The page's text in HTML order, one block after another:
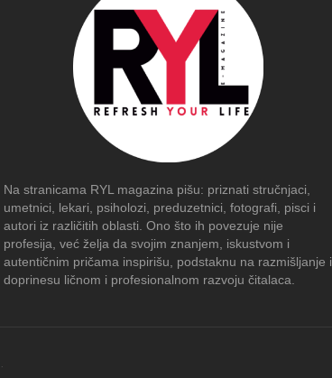
Na stranicama RYL magazina pišu: priznati stručnjaci,
umetnici, lekari, psiholozi, preduzetnici, fotografi, pisci i
autori iz različitih oblasti. Ono što ih povezuje nije
profesija, već želja da svojim znanjem, iskustvom i
autentičnim pričama inspirišu, podstaknu na razmišljanje i
doprinesu ličnom i profesionalnom razvoju čitalaca.
.